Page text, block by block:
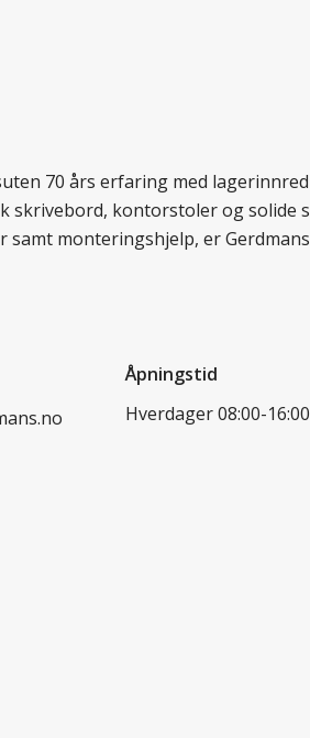
70 års erfaring med
skrivebord, kontorstoler og solide
monteringshjelp, er
Åpningstid
Hverdager 08:00-16:00